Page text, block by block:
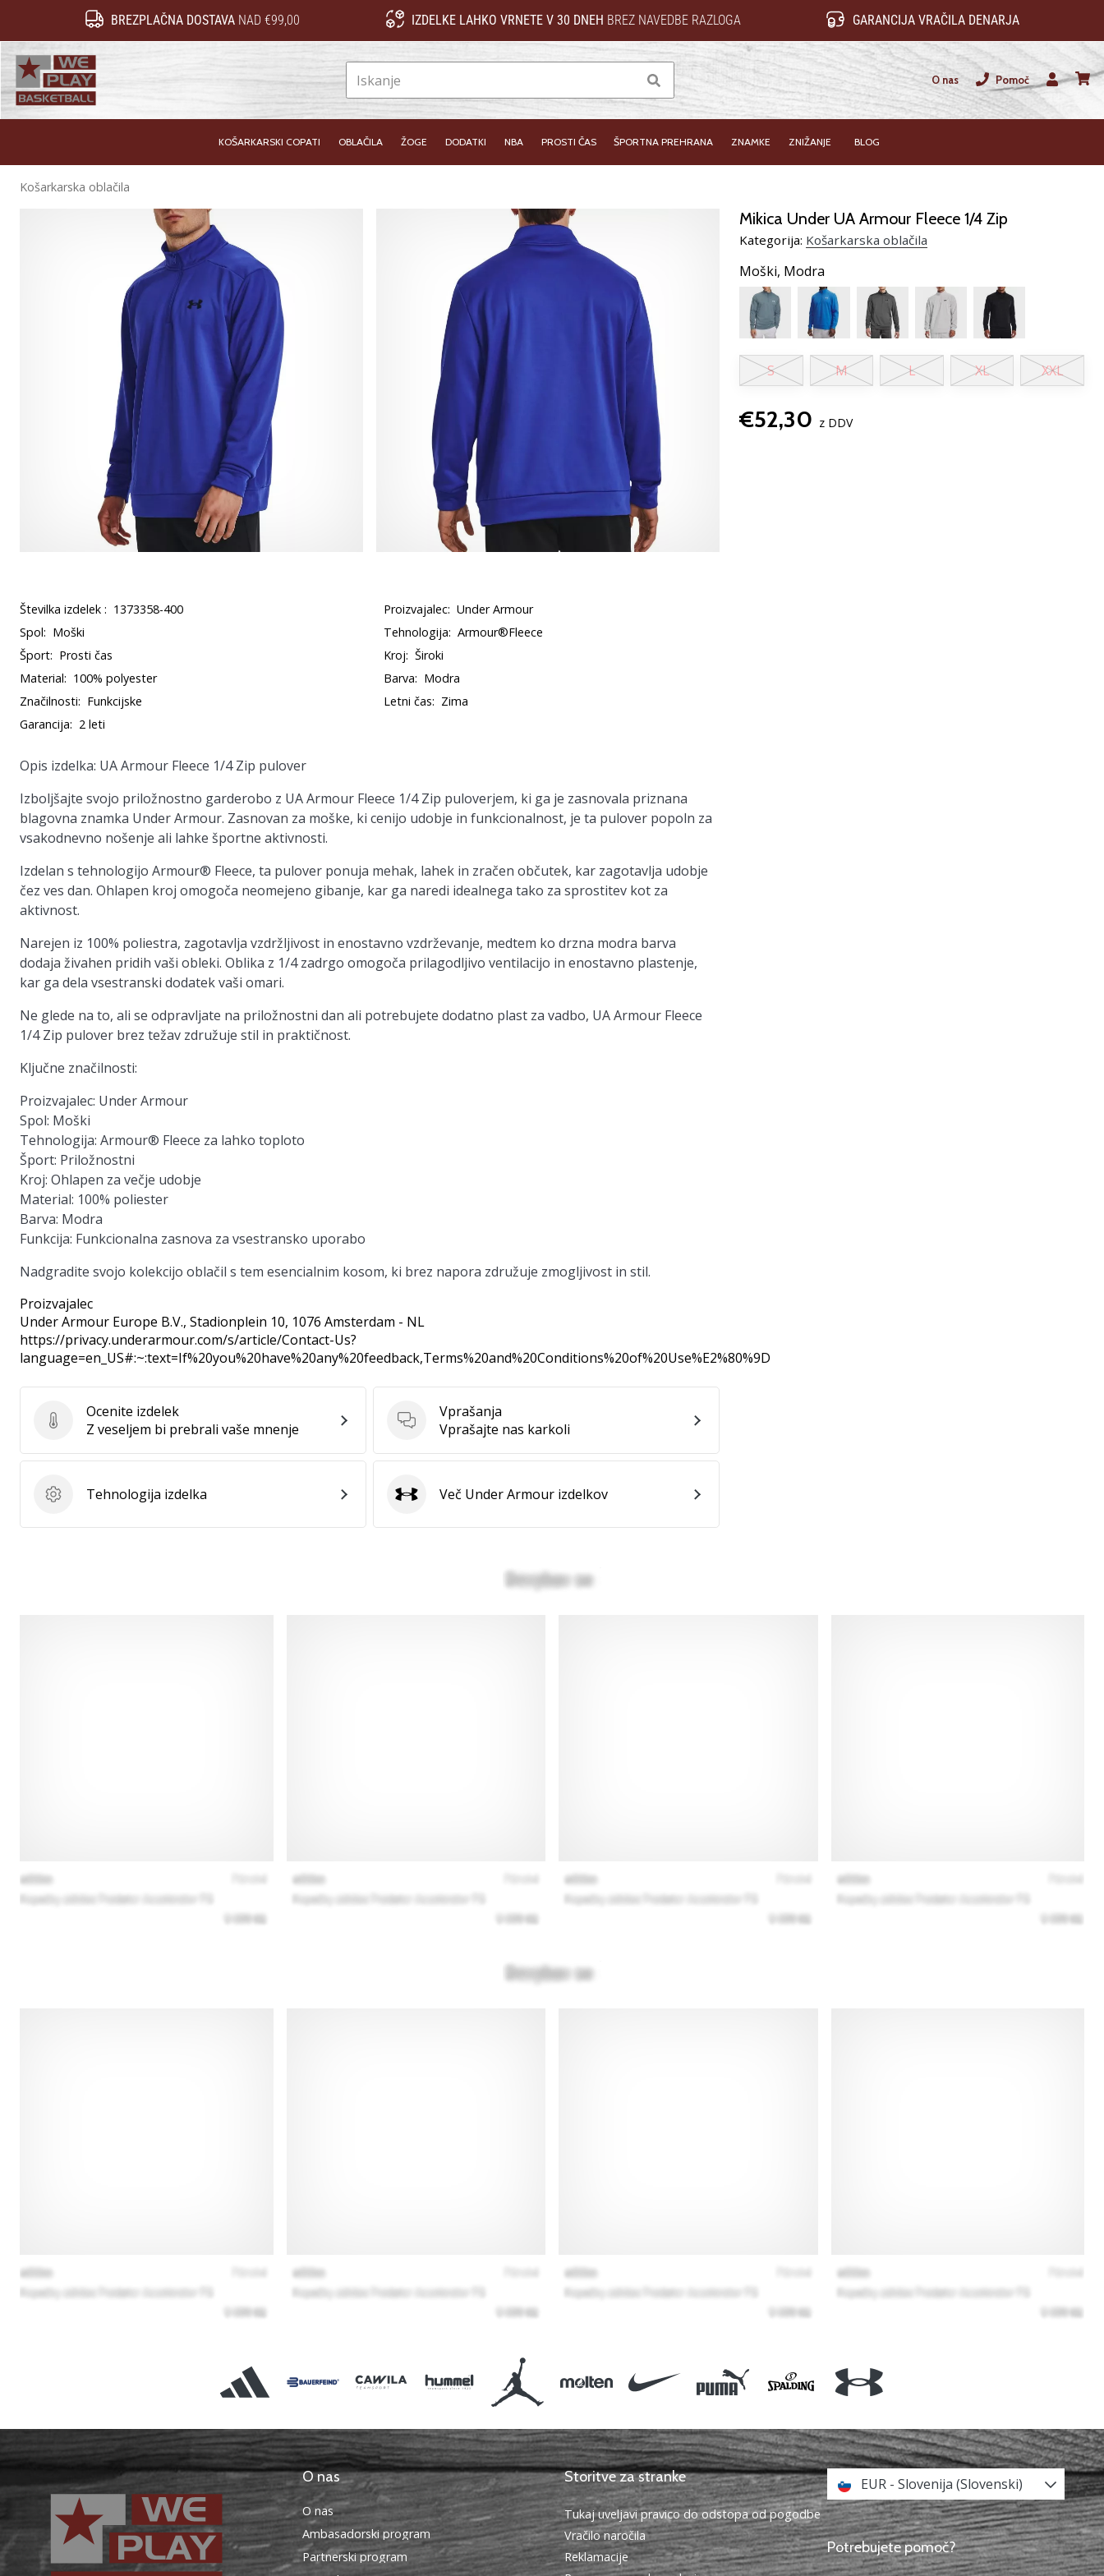
BREZPLAČNA DOSTAVA NAD €99,00 IZDELKE LAHKO VRNETE V 30 DNEH BREZ NAVEDBE RAZLOGA GARANCIJA VRAČILA DENARJA
Iskanje O nas
Pomoč
Uporabnik
KOŠARKARSKI COPATI OBLAČILA ŽOGE DODATKI NBA PROSTI ČAS ŠPORTNA PREHRANA ZNAMKE ZNIŽANJE BLOG
Košarkarska oblačila
Mikica Under UA Armour Fleece 1/4 Zip
Kategorija: Košarkarska oblačila
Moški, Modra
S M L XL XXL
€52,30 z DDV
Številka izdelek : 1373358-400 Proizvajalec: Under Armour
Spol: Moški Tehnologija: Armour®Fleece
Šport: Prosti čas Kroj: Široki
Material: 100% polyester Barva: Modra
Značilnosti: Funkcijske Letni čas: Zima
Garancija: 2 leti
Opis izdelka: UA Armour Fleece 1/4 Zip pulover
Izboljšajte svojo priložnostno garderobo z UA Armour Fleece 1/4 Zip puloverjem, ki ga je zasnovala priznana
blagovna znamka Under Armour. Zasnovan za moške, ki cenijo udobje in funkcionalnost, je ta pulover popoln za
vsakodnevno nošenje ali lahke športne aktivnosti.
Izdelan s tehnologijo Armour® Fleece, ta pulover ponuja mehak, lahek in zračen občutek, kar zagotavlja udobje
čez ves dan. Ohlapen kroj omogoča neomejeno gibanje, kar ga naredi idealnega tako za sprostitev kot za
aktivnost.
Narejen iz 100% poliestra, zagotavlja vzdržljivost in enostavno vzdrževanje, medtem ko drzna modra barva
dodaja živahen pridih vaši obleki. Oblika z 1/4 zadrgo omogoča prilagodljivo ventilacijo in enostavno plastenje,
kar ga dela vsestranski dodatek vaši omari.
Ne glede na to, ali se odpravljate na priložnostni dan ali potrebujete dodatno plast za vadbo, UA Armour Fleece
1/4 Zip pulover brez težav združuje stil in praktičnost.
Ključne značilnosti:
Proizvajalec: Under Armour
Spol: Moški
Tehnologija: Armour® Fleece za lahko toploto
Šport: Priložnostni
Kroj: Ohlapen za večje udobje
Material: 100% poliester
Barva: Modra
Funkcija: Funkcionalna zasnova za vsestransko uporabo
Nadgradite svojo kolekcijo oblačil s tem esencialnim kosom, ki brez napora združuje zmogljivost in stil.
Proizvajalec
Under Armour Europe B.V., Stadionplein 10, 1076 Amsterdam - NL
https://privacy.underarmour.com/s/article/Contact-Us?
language=en_US#:~:text=If%20you%20have%20any%20feedback,Terms%20and%20Conditions%20of%20Use%E2%80%9D
Ocenite izdelek
Ocenite izdelek
Z veseljem bi prebrali vaše mnenje
Vprašanja
Vprašanja
Vprašajte nas karkoli
Tehnologija izdelka
Tehnologija izdelka Under Armour
Več Under Armour izdelkov
O nas
O nas
Ambasadorski program
Partnerski program
Storitve za stranke
Tukaj uveljavi pravico do odstopa od pogodbe
Vračilo naročila
Reklamacije
EUR - Slovenija (Slovenski)
Potrebujete pomoč?